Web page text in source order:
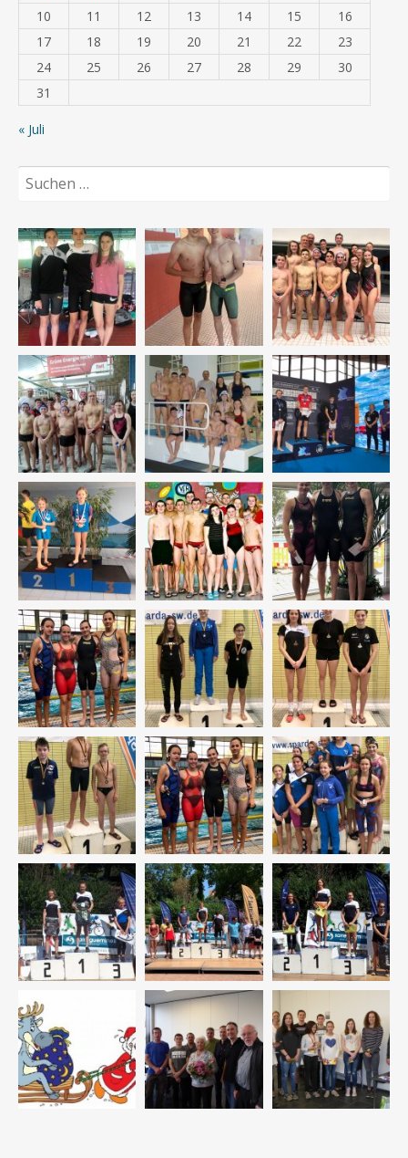
10
11 12 13 14 15
16
17
18 19 20 21 22
23
24
25 26 27 28 29
30
31
« Juli
Suchen
nach: